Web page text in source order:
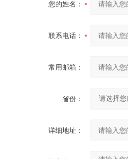
您的姓名：
联系电话：
常用邮箱：
省份：
详细地址：